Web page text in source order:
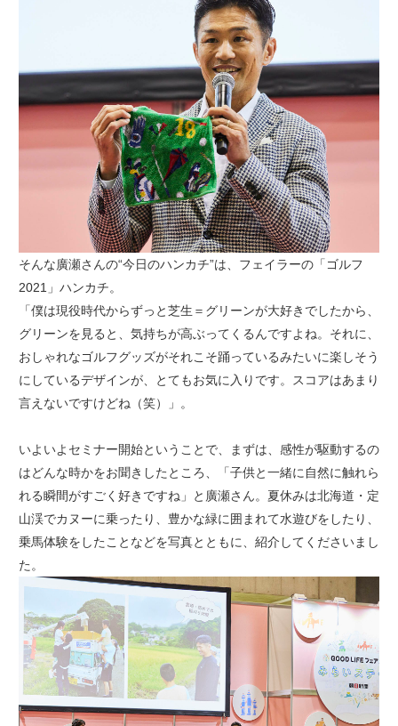
そんな廣瀬さんの“今日のハンカチ”は、フェイラーの「ゴルフ
2021」ハンカチ。
「僕は現役時代からずっと芝生＝グリーンが大好きでしたから、
グリーンを見ると、気持ちが高ぶってくるんですよね。それに、
おしゃれなゴルフグッズがそれこそ踊っているみたいに楽しそう
にしているデザインが、とてもお気に入りです。スコアはあまり
言えないですけどね（笑）」。
いよいよセミナー開始ということで、まずは、感性が駆動するの
はどんな時かをお聞きしたところ、「子供と一緒に自然に触れら
れる瞬間がすごく好きですね」と廣瀬さん。夏休みは北海道・定
山渓でカヌーに乗ったり、豊かな緑に囲まれて水遊びをしたり、
乗馬体験をしたことなどを写真とともに、紹介してくださいまし
た。